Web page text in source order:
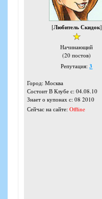
[Любитель Скидок]
Начинающий
(20 постов)
Репутация:3
Город: Москва
Состоит В Клубе с: 04.08.10
Знает о купонах с: 08 2010
Сейчас на сайте: Offline